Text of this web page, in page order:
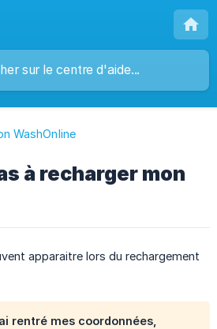
WashOnline
à recharger mon
apparaitre lors du rechargement
rentré mes coordonnées,